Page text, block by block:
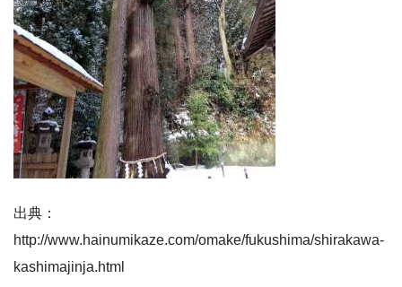
出典：
http://www.hainumikaze.com/omake/fukushima/shirakawa-
kashimajinja.html